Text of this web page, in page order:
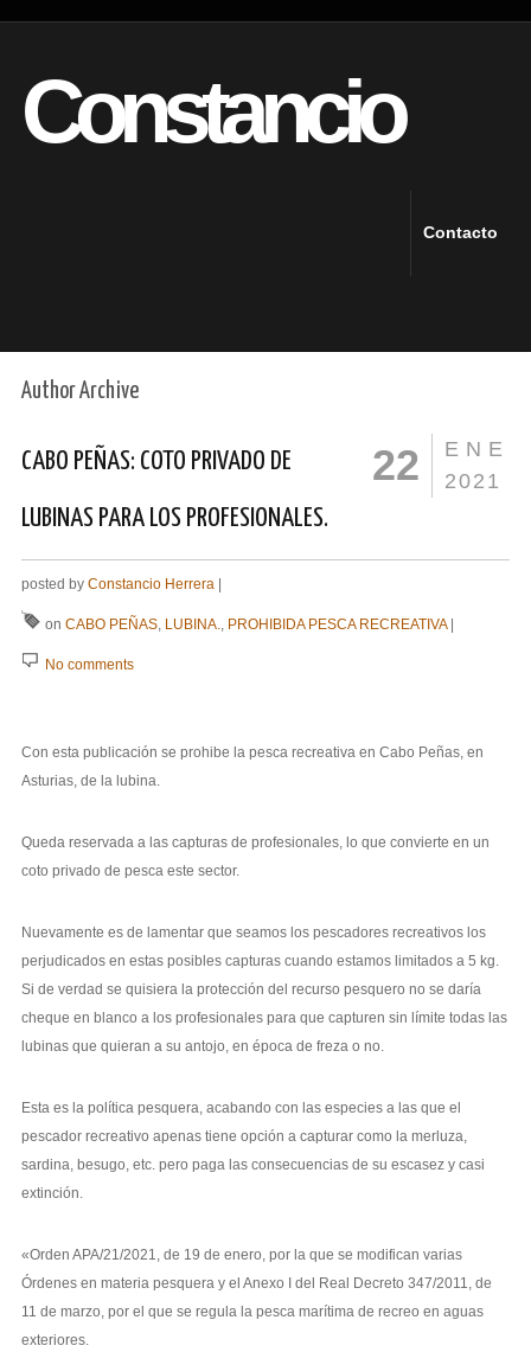
Constancio
Contacto
Author Archive
CABO PEÑAS: COTO PRIVADO DE
LUBINAS PARA LOS PROFESIONALES.
ENE
2021
22
posted by Constancio Herrera |
on CABO PEÑAS, LUBINA. PROHIBIDA PESCA RECREATIVA|
No comments
Con esta publicación se prohibe la pesca recreativa en Cabo Peñas, en
Asturias, de la lubina.
Queda reservada a las capturas de profesionales, lo que convierte en un
coto privado de pesca este sector.
Nuevamente es de lamentar que seamos los pescadores recreativos los
perjudicados en estas posibles capturas cuando estamos limitados a 5 kg.
Si de verdad se quisiera la protección del recurso pesquero no se daría
cheque en blanco a los profesionales para que capturen sin límite todas las
lubinas que quieran a su antojo, en época de freza o no.
Esta es la política pesquera, acabando con las especies a las que el
pescador recreativo apenas tiene opción a capturar como la merluza,
sardina, besugo, etc. pero paga las consecuencias de su escasez y casi
extinción.
«Orden APA/21/2021, de 19 de enero, por la que se modifican varias
Órdenes en materia pesquera y el Anexo I del Real Decreto 347/2011, de
11 de marzo, por el que se regula la pesca marítima de recreo en aguas
exteriores.